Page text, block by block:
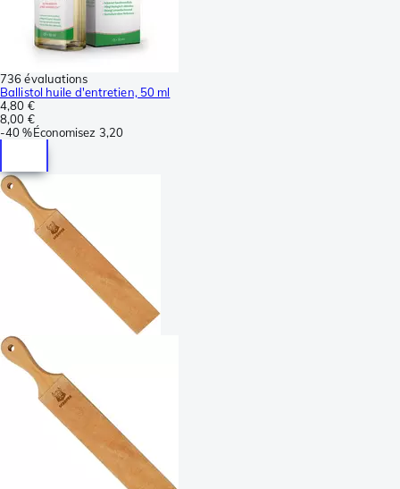
736 évaluations
Ballistol huile d'entretien, 50 ml
4,80 €
8,00 €
-40 %Économisez 3,20